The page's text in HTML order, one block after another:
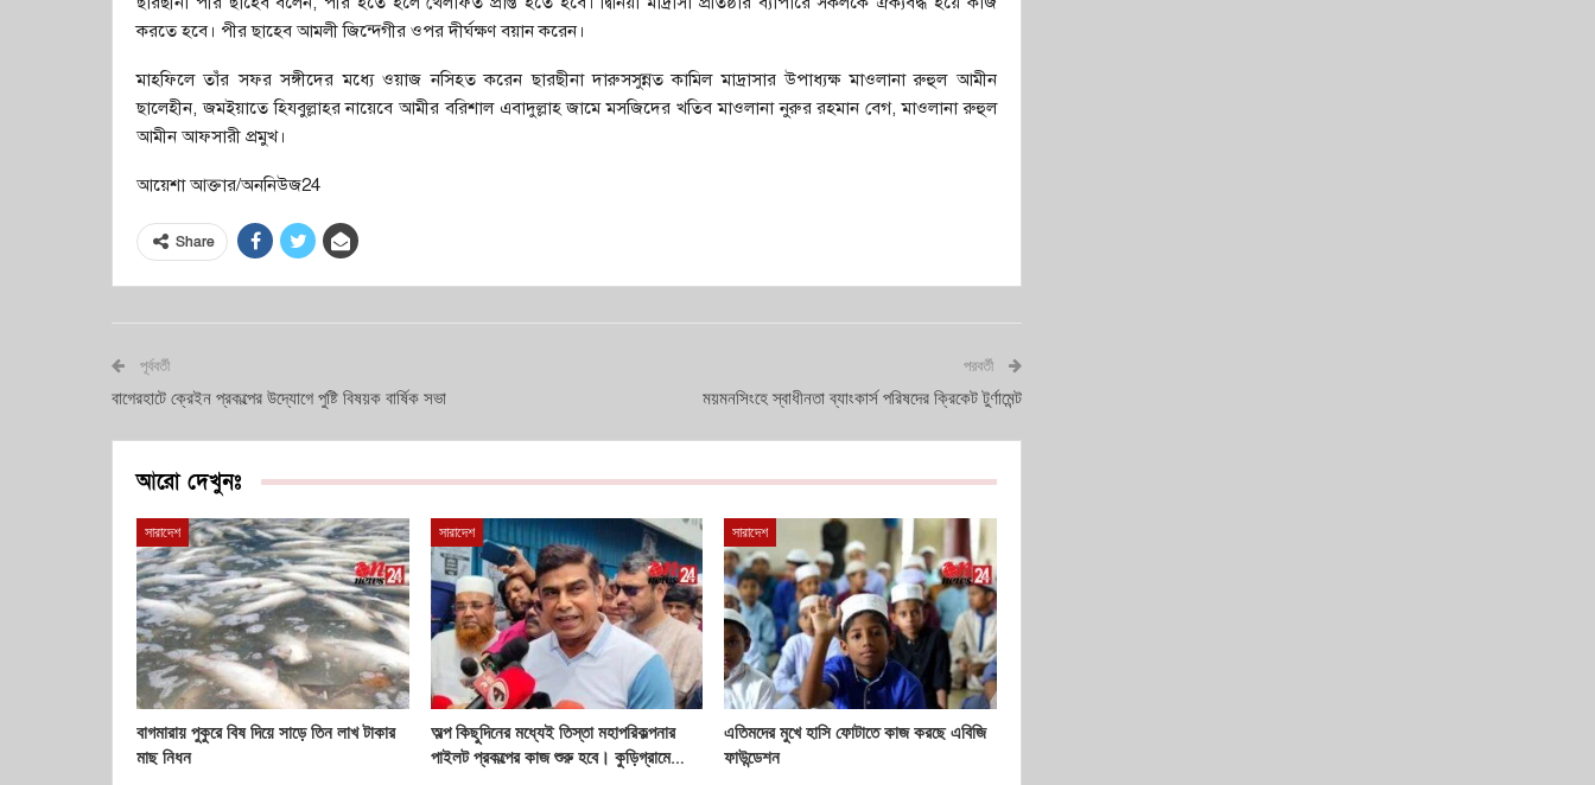
করতে হবে। পীর ছাহেব আমলী জিন্দেগীর ওপর দীর্ঘক্ষণ বয়ান করেন।
মাহফিলে তাঁর সফর সঙ্গীদের মধ্যে ওয়াজ নসিহত করেন ছারছীনা দারুসসুন্নত কামিল মাদ্রাসার উপাধ্যক্ষ মাওলানা রুহুল আমীন
ছালেহীন, জমইয়াতে হিযবুল্লাহর নায়েবে আমীর বরিশাল এবাদুল্লাহ জামে মসজিদের খতিব মাওলানা নুরুর রহমান বেগ, মাওলানা রুহুল
আমীন আফসারী প্রমুখ।
আয়েশা আক্তার/অননিউজ24
Share
পূর্ববর্তী
বাগেরহাটে ক্রেইন প্রকল্পের উদ্যোগে পুষ্টি বিষয়ক বার্ষিক সভা
পরবর্তী
ময়মনসিংহে স্বাধীনতা ব্যাংকার্স পরিষদের ক্রিকেট টুর্ণামেন্ট
আরো দেখুনঃ
সারাদেশ
বাগমারায় পুকুরে বিষ দিয়ে সাড়ে তিন লাখ টাকার
মাছ নিধন
সারাদেশ
অল্প কিছুদিনের মধ্যেই তিস্তা মহাপরিকল্পনার
পাইলট প্রকল্পের কাজ শুরু হবে। কুড়িগ্রামে…
সারাদেশ
এতিমদের মুখে হাসি ফোটাতে কাজ করছে এবিজি
ফাউন্ডেশন